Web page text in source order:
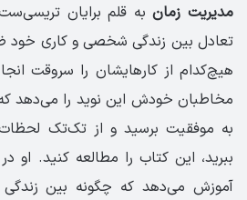
مدیریت زمانبه قلم برایان
تعادل بین زندگی شخصی و کاری خود
هیچ‌کدام از کارهایشان را سروقت
مخاطبان خودش این نوید را می‌دهد
به موفقیت برسید و از تک‌تک
ببرید، این کتاب را مطالعه کنید. او
آموزش می‌دهد که چگونه بین